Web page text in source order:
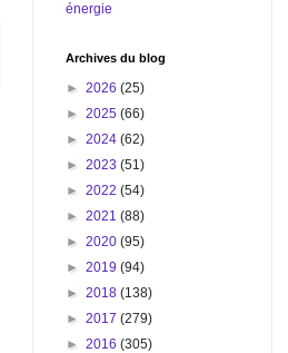
énergie
Archives du blog
► 2026 (25)
► 2025 (66)
► 2024 (62)
► 2023 (51)
► 2022 (54)
► 2021 (88)
► 2020 (95)
► 2019 (94)
► 2018 (138)
► 2017 (279)
► 2016 (305)